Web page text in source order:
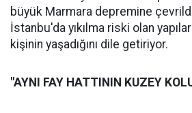
büyük Marmara depremine
İstanbu'da yıkılma riski olan
kişinin yaşadığını dile getiriyor.
"AYNI FAY HATTININ KUZEY